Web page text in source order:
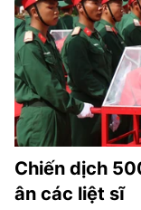
Chiến dịch
ân các liệt sĩ